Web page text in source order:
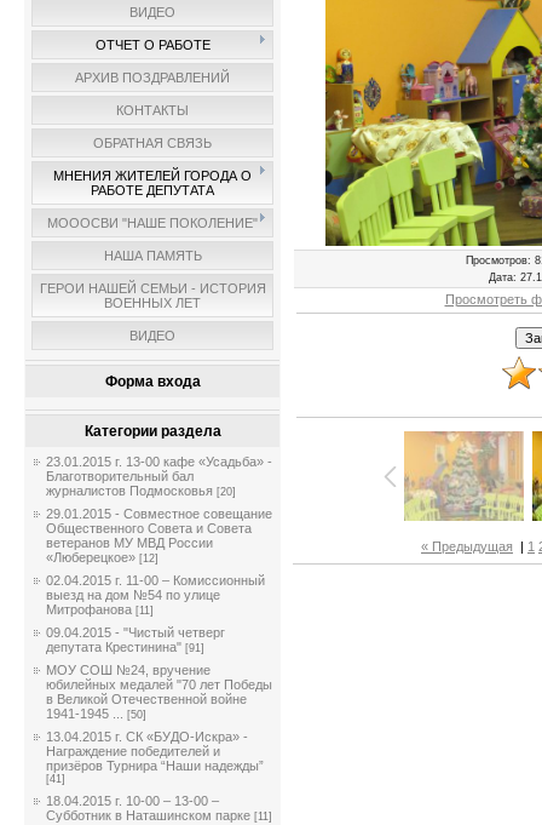
ВИДЕО
ОТЧЕТ О РАБОТЕ
АРХИВ ПОЗДРАВЛЕНИЙ
КОНТАКТЫ
ОБРАТНАЯ СВЯЗЬ
МНЕНИЯ ЖИТЕЛЕЙ ГОРОДА О
РАБОТЕ ДЕПУТАТА
МОООСВИ "НАШЕ ПОКОЛЕНИЕ"
НАША ПАМЯТЬ
ГЕРОИ НАШЕЙ СЕМЬИ - ИСТОРИЯ
ВОЕННЫХ ЛЕТ
ВИДЕО
Форма входа
Категории раздела
23.01.2015 г. 13-00 кафе «Усадьба» -
Благотворительный бал
журналистов Подмосковья [20]
29.01.2015 - Совместное совещание
Общественного Совета и Совета
ветеранов МУ МВД России
«Люберецкое» [12]
02.04.2015 г. 11-00 – Комиссионный
выезд на дом №54 по улице
Митрофанова [11]
09.04.2015 - "Чистый четверг
депутата Крестинина" [91]
МОУ СОШ №24, вручение
юбилейных медалей "70 лет Победы
в Великой Отечественной войне
1941-1945 ...
[50]
13.04.2015 г. СК «БУДО-Искра» -
Награждение победителей и
призёров Турнира “Наши надежды”
[41]
18.04.2015 г. 10-00 – 13-00 –
Субботник в Наташинском парке [11]
Просмотров:
Дата:
Просмотреть
« Предыдущая | 1